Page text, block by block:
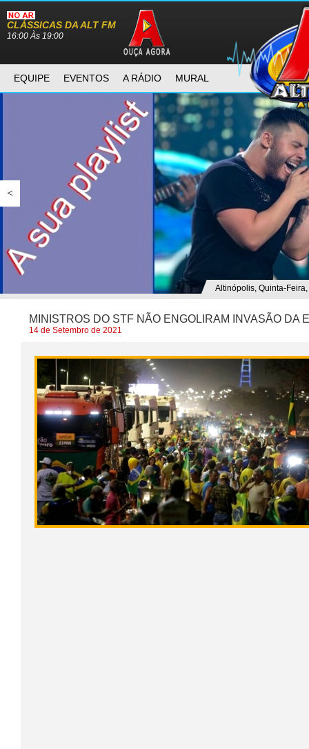
CLÁSSICAS DA ALT FM
16:00 Às 19:00
EQUIPE EVENTOS A RÁDIO MURAL
<
Altinópolis, Quinta-
MINISTROS DO STF NÃO ENGOLIRAM INVASÃO DA
14 de Setembro de 2021